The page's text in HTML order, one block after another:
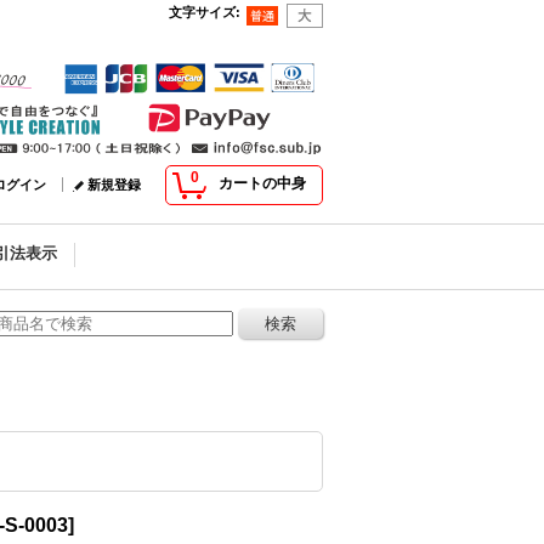
文字サイズ:
0 カートの中身
グイン 新規登録
法表示
0003]